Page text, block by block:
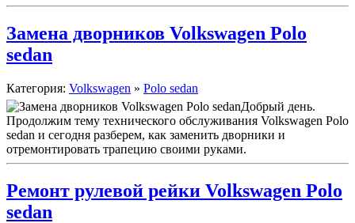
Замена дворников Volkswagen Polo
sedan
Категория: Volkswagen » Polo sedan
Добрый день.
Продолжим тему технического обслуживания Volkswagen Polo
sedan и сегодня разберем, как заменить дворники и
отремонтировать трапецию своими руками.
Ремонт рулевой рейки Volkswagen Polo
sedan